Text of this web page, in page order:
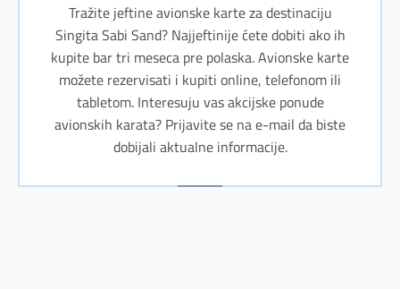
Tražite jeftine avionske karte za destinaciju
Singita Sabi Sand? Najjeftinije ćete dobiti ako ih
kupite bar tri meseca pre polaska. Avionske karte
možete rezervisati i kupiti online, telefonom ili
tabletom. Interesuju vas akcijske ponude
avionskih karata? Prijavite se na e-mail da biste
dobijali aktualne informacije.